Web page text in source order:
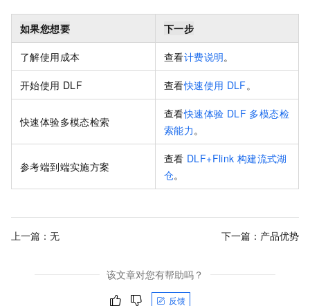
如果您想要 下一步
了解使用成本 查看计费说明。
开始使用 DLF 查看快速使用 DLF。
快速体验多模态检索
查看快速体验 DLF 多模态检
索能力。
参考端到端实施方案
查看 DLF+Flink 构建流式湖
仓。
上一篇：无 下一篇： 产品优势
该文章对您有帮助吗？
反馈